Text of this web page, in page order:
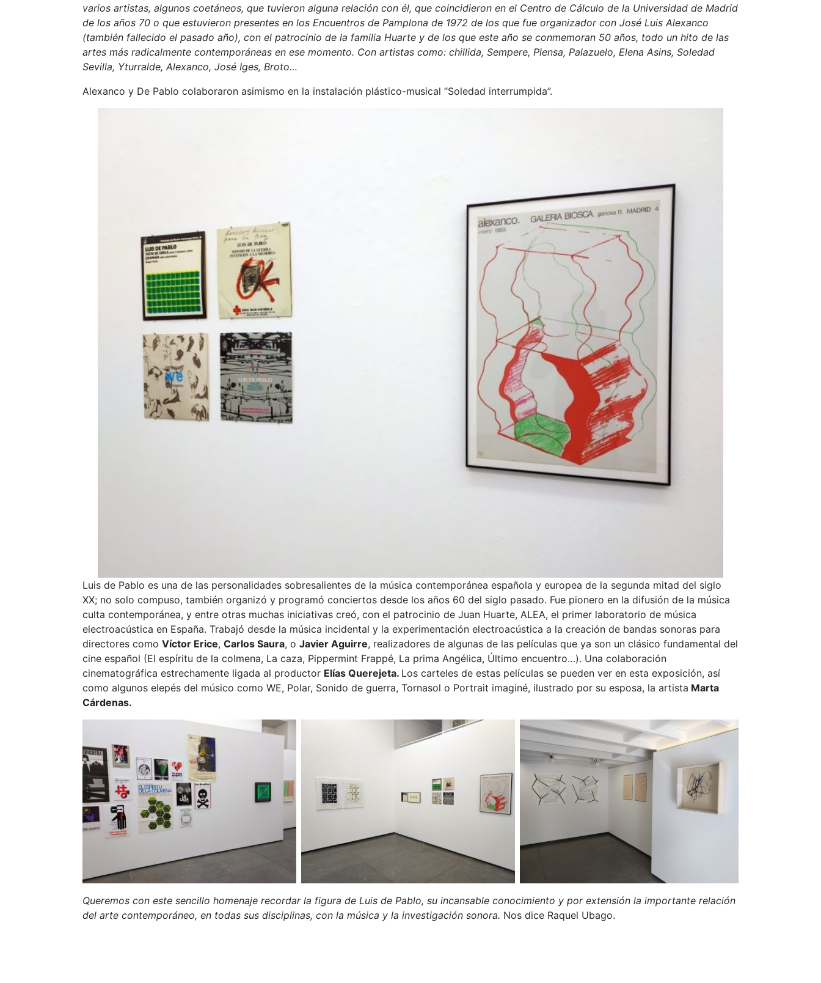
varios artistas, algunos coetáneos, que tuvieron alguna relación con él, que coincidieron en el Centro de Cálculo de la Universidad de Madrid
de los años 70 o que estuvieron presentes en los Encuentros de Pamplona de 1972 de los que fue organizador con José Luis Alexanco
(también fallecido el pasado año), con el patrocinio de la familia Huarte y de los que este año se conmemoran 50 años, todo un hito de las
artes más radicalmente contemporáneas en ese momento. Con artistas como: chillida, Sempere, Plensa, Palazuelo, Elena Asins, Soledad
Sevilla, Yturralde, Alexanco, José Iges, Broto…
Alexanco y De Pablo colaboraron asimismo en la instalación plástico-musical “Soledad interrumpida”.
Luis de Pablo es una de las personalidades sobresalientes de la música contemporánea española y europea de la segunda mitad del siglo
XX; no solo compuso, también organizó y programó conciertos desde los años 60 del siglo pasado. Fue pionero en la difusión de la música
culta contemporánea, y entre otras muchas iniciativas creó, con el patrocinio de Juan Huarte, ALEA, el primer laboratorio de música
electroacústica en España. Trabajó desde la música incidental y la experimentación electroacústica a la creación de bandas sonoras para
directores como Víctor Erice, Carlos Saura, o Javier Aguirre, realizadores de algunas de las películas que ya son un clásico fundamental del
cine español (El espíritu de la colmena, La caza, Pippermint Frappé, La prima Angélica, Último encuentro…). Una colaboración
cinematográfica estrechamente ligada al productor Elías Querejeta. Los carteles de estas películas se pueden ver en esta exposición, así
como algunos elepés del músico como WE, Polar, Sonido de guerra, Tornasol o Portrait imaginé, ilustrado por su esposa, la artista Marta
Cárdenas.
Queremos con este sencillo homenaje recordar la figura de Luis de Pablo, su incansable conocimiento y por extensión la importante relación
del arte contemporáneo, en todas sus disciplinas, con la música y la investigación sonora. Nos dice Raquel Ubago.